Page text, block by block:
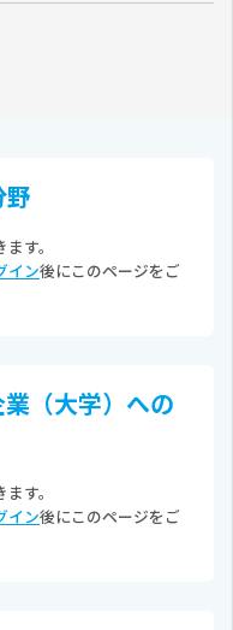
す。
イン後にこのページをご
（⼤学）への
す。
イン後にこのページをご